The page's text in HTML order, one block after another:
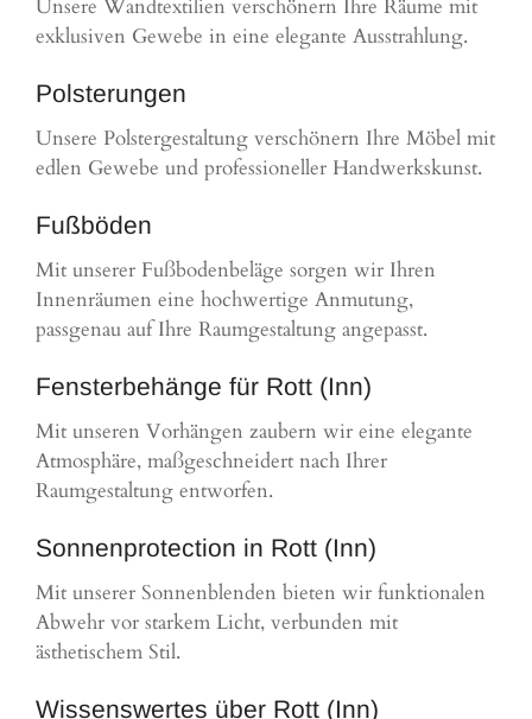
Unsere Wandtextilien verschönern Ihre Räume mit
exklusiven Gewebe in eine elegante Ausstrahlung.
Polsterungen
Unsere Polstergestaltung verschönern Ihre Möbel mit
edlen Gewebe und professioneller Handwerkskunst.
Fußböden
Mit unserer Fußbodenbeläge sorgen wir Ihren
Innenräumen eine hochwertige Anmutung,
passgenau auf Ihre Raumgestaltung angepasst.
Fensterbehänge für Rott (Inn)
Mit unseren Vorhängen zaubern wir eine elegante
Atmosphäre, maßgeschneidert nach Ihrer
Raumgestaltung entworfen.
Sonnenprotection in Rott (Inn)
Mit unserer Sonnenblenden bieten wir funktionalen
Abwehr vor starkem Licht, verbunden mit
ästhetischem Stil.
Wissenswertes über Rott (Inn)